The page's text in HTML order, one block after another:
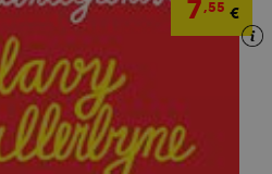
7,55 €